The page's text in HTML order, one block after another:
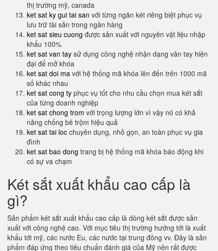
thị trường mỹ, canada
ket sat ky gui tai san với từng ngăn két riêng biệt phục vụ
lưu trữ tài sản trong ngân hàng
ket sat sieu cuong được sản xuất với nguyên vật liệu nhập
khẩu 100%
ket sat van tay sử dụng công nghệ nhận dạng vân tay hiện
đại để mở khóa
ket sat doi ma với hệ thống mã khóa lên đến trên 1000 mã
số khác nhau
ket sat cong ty phục vụ tốt cho nhu cầu chọn mua két sắt
của từng doanh nghiệp
ket sat chong trom với trọng lượng lớn vì vậy nó có khả
năng chống bê trộm hiệu quả
ket sat tai loc chuyên dụng, nhỏ gọn, an toàn phục vụ gia
đình
ket sat bao dong trang bị hệ thống mã khóa báo động khi
có sự va chạm
Két sắt xuất khẩu cao cấp là
gì?
Sản phẩm két sắt xuất khẩu cao cấp là dòng két sắt được sản
xuất với công nghệ cao. Với mục tiêu thị trường hướng tới là xuất
khẩu tới mỹ, các nước Eu, các nước tại trung đông vv. Đây là sản
phẩm đáp ứng theo tiêu chuẩn đánh giá của Mỹ nên rất được